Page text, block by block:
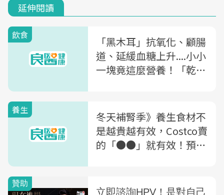
延伸閱讀
飲食
「黑木耳」抗氧化、顧腸
道、延緩血糖上升....小小
一塊竟這麼營養！「乾木
養生
冬天補腎季》養生食材不
是越貴越有效，Costco賣
的「●●」就有效！預防